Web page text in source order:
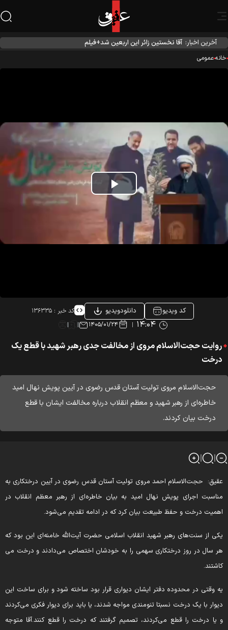
آخرین اخبار: آقا نخستین زائر این اربعین شد+فیلم
عمومی
Play
Video
کد ویدیو دانلودویدیو کد خبر : ۱۳۶۳۳۵
۱۴:۰۴ ۱۴۰۵/۰۱/۲۴
روایت حجت‌الاسلام مروی از مخالفت جدی رهبر شهید با قطع یک
درخت
حجت‌الاسلام مروی تولیت آستان قدس رضوی در آیین پویش نهال امید
خاطره‌ای از رهبر شهید و معظم انقلاب درباره مخالفت ایشان با قطع
درخت بیان کردند.
حجت‌الاسلام احمد مروی تولیت آستان قدس رضوی در آیین درختکاری به
مناسبت اجرای پویش نهال امید به بیان خاطره‌ای از رهبر معظم انقلاب در
اهمیت درخت و حفظ طبیعت بیان کرد که در ادامه تقدیم می‌شود.
یکی از سنت‌های رهبر شهید انقلاب اسلامی حضرت آیت‌الله خامنه‌ای این بود که
هر سال در روز درختکاری سهمی را به خودشان اختصاص می‌دادند و درخت می
کاشتند.
یه وقتی در محدوده دفتر ایشان دیواری قرار بود ساخته شود و برای ساخت این
دیوار با یک درخت نسبتا تنومندی مواجه شدند، یا باید برای دیوار فکری می‌کردند
یا درخت را قطع می‌کردند، تصمیم گرفتند که درخت را قطع کنند.آقا متوجه